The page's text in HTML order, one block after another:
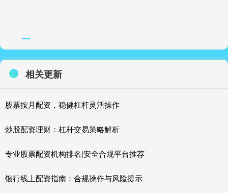
相关更新
股票按月配资，稳健杠杆灵活操作
炒股配资理财：杠杆交易策略解析
专业股票配资机构排名|安全合规平台推荐
银行线上配资指南：合规操作与风险提示